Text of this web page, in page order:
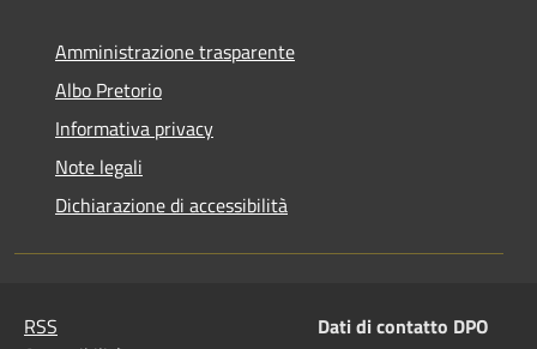
Amministrazione trasparente
Albo Pretorio
Informativa privacy
Note legali
Dichiarazione di accessibilità
RSS
Dati di contatto DPO